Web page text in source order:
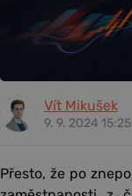
Vít Mikušek
9. 9. 2024 15:25
Přesto, že po